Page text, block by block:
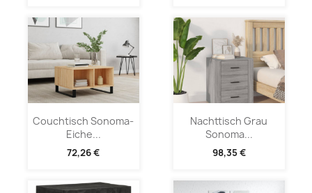
Couchtisch Sonoma-
Eiche...
72,26 €
Nachttisch Grau
Sonoma...
98,35 €